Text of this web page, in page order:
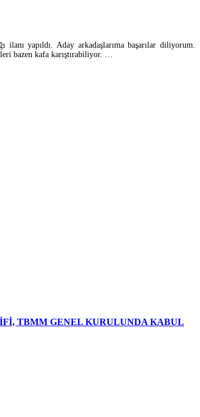
yapıldı. Aday arkadaşlarıma başarılar diliyorum.
bazen kafa karıştırabiliyor. …
TBMM GENEL KURULUNDA KABUL